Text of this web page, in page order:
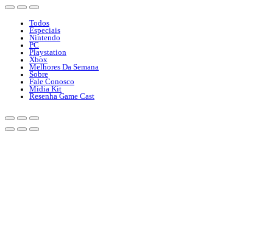
Todos
Especiais
Nintendo
PC
Playstation
Xbox
Melhores Da Semana
Sobre
Fale Conosco
Midia Kit
Resenha Game Cast